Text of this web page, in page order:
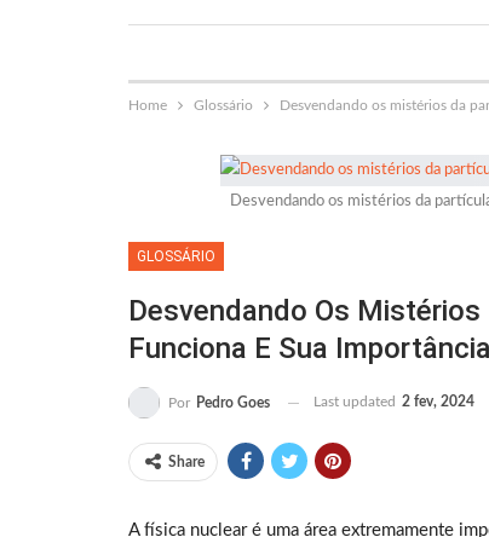
Home Glossário Desvendando os mistérios da
Desvendando os mistérios da
GLOSSÁRIO
Desvendando Os Mistérios
Funciona E Sua
Por Pedro Goes Last updated 2 fev, 2024
Share
A física nuclear é uma área extremamente